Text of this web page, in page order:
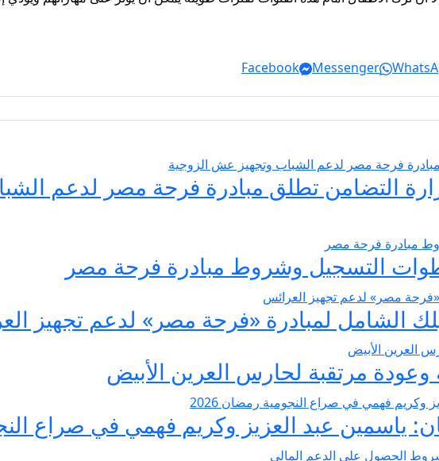
Facebook
Messenger
الزواج 2026… وزارة التضامن تطلق مبادرة فرحة مصر
مرتقبة لحارس العرين الأبيض
عبد العزيز وكريم فهمي في صراع